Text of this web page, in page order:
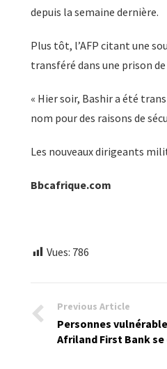
depuis la semaine dernière.
Plus tôt, l’AFP citant une
transféré dans une prison
« Hier soir, Bashir a été
nom pour des raisons de
Les nouveaux dirigeants
Bbcafrique.com
Vues: 786
Previous Article
Personnes
Afriland First Bank